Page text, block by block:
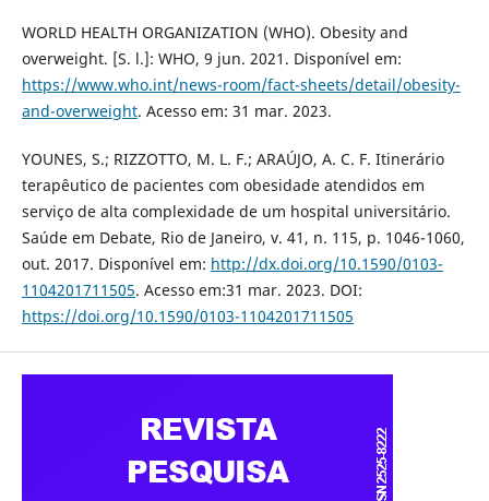
WORLD HEALTH ORGANIZATION (WHO). Obesity and
overweight. [S. l.]: WHO, 9 jun. 2021. Disponível em:
https://www.who.int/news-room/fact-sheets/detail/obesity-
and-overweight. Acesso em: 31 mar. 2023.
YOUNES, S.; RIZZOTTO, M. L. F.; ARAÚJO, A. C. F. Itinerário
terapêutico de pacientes com obesidade atendidos em
serviço de alta complexidade de um hospital universitário.
Saúde em Debate, Rio de Janeiro, v. 41, n. 115, p. 1046-1060,
out. 2017. Disponível em: http://dx.doi.org/10.1590/0103-
1104201711505. Acesso em:31 mar. 2023. DOI:
https://doi.org/10.1590/0103-1104201711505